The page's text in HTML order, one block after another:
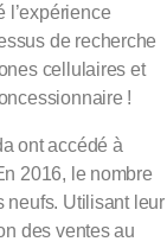
l’expérience
de recherche
cellulaires et
!
ont accédé à
2016, le nombre
neufs. Utilisant leur
des ventes au